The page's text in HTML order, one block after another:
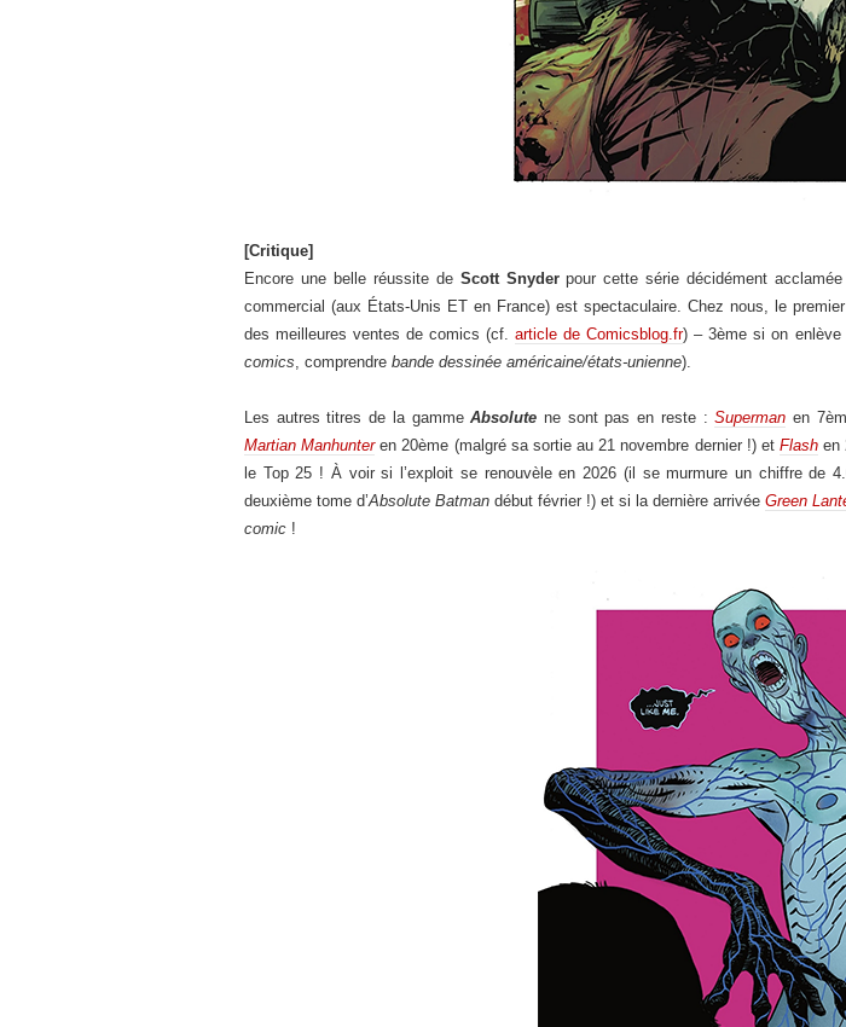
[Critique]
Encore une belle réussite de Scott Snyderpour cette série décidément
commercial (aux États-Unis ET en France) est spectaculaire. Chez nous, le
des meilleures ventes de comics (cf.article de Comicsblog.fr) – 3ème si on enlève
comics, comprendre bande dessinée américaine/états-unienne).
Les autres titres de la gammeAbsolute ne sont pas en reste :Superman en
Martian Manhunteren 20ème (malgré sa sortie au 21 novembre dernier !) etFlash en
le Top 25 ! À voir si l’exploit se renouvèle en 2026 (il se murmure un chiffre de
deuxième tome d’Absolute Batman début février !) et si la dernière arrivée Green
comic !